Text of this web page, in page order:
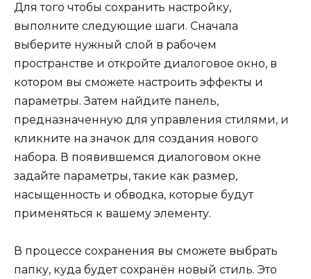
Для того чтобы сохранить настройку,
выполните следующие шаги. Сначала
выберите нужный слой в рабочем
пространстве и откройте диалоговое окно, в
котором вы сможете настроить эффекты и
параметры. Затем найдите панель,
предназначенную для управления стилями, и
кликните на значок для создания нового
набора. В появившемся диалоговом окне
задайте параметры, такие как размер,
насыщенность и обводка, которые будут
применяться к вашему элементу.
В процессе сохранения вы сможете выбрать
папку, куда будет сохранён новый стиль. Это